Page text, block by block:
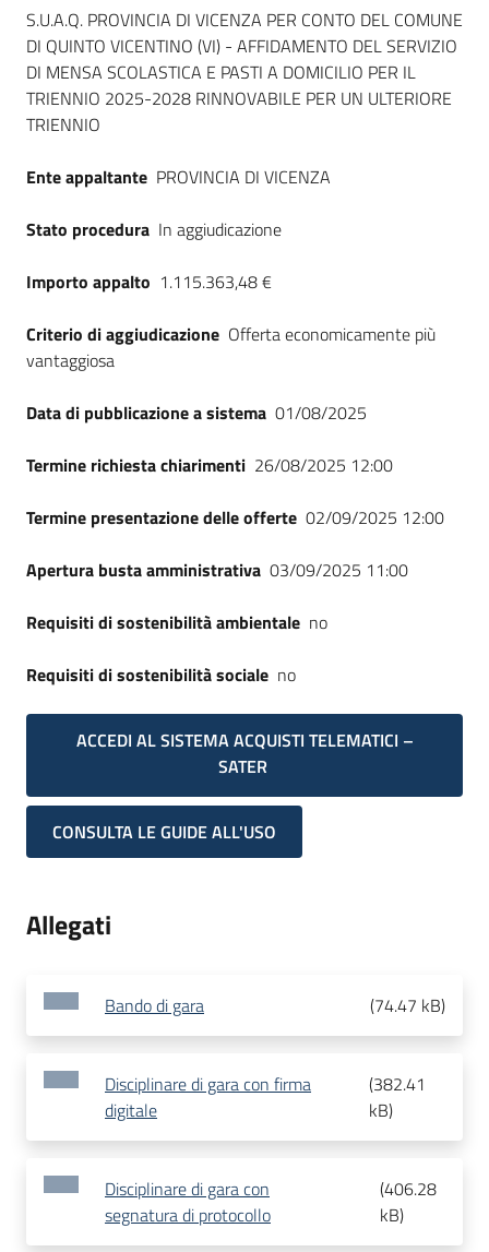
Dati del bando
S.U.A.Q. PROVINCIA DI VICENZA PER CONTO DEL COMUNE
DI QUINTO VICENTINO (VI) - AFFIDAMENTO DEL SERVIZIO
DI MENSA SCOLASTICA E PASTI A DOMICILIO PER IL
TRIENNIO 2025-2028 RINNOVABILE PER UN ULTERIORE
TRIENNIO
Ente appaltante PROVINCIA DI VICENZA
Stato procedura In aggiudicazione
Importo appalto 1.115.363,48 €
Criterio di aggiudicazione Offerta economicamente più
vantaggiosa
Data di pubblicazione a sistema 01/08/2025
Termine richiesta chiarimenti 26/08/2025 12:00
Termine presentazione delle offerte 02/09/2025 12:00
Apertura busta amministrativa 03/09/2025 11:00
Requisiti di sostenibilità ambientale no
Requisiti di sostenibilità sociale no
ACCEDI AL SISTEMA ACQUISTI TELEMATICI –
SATER
CONSULTA LE GUIDE ALL'USO
Allegati
Bando di gara (74.47 kB)
Disciplinare di gara con firma
digitale
(382.41
kB)
Disciplinare di gara con
segnatura di protocollo
(406.28
kB)